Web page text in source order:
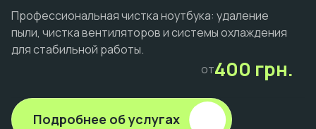
Профессиональная чистка ноутбука: удаление
пыли, чистка вентиляторов и системы охлаждения
для стабильной работы.
от400 грн.
Подробнее об услугах